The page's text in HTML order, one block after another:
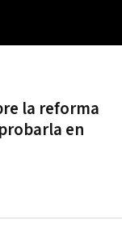
la reforma
en